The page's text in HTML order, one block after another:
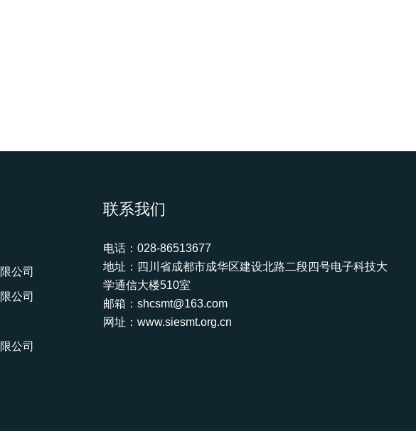
公司
公司
公司
联系我们
电话：028-86513677
地址：四川省成都市成华区建设北路二段四号电子科技大
学通信大楼510室
邮箱：shcsmt@163.com
网址：www.siesmt.org.cn